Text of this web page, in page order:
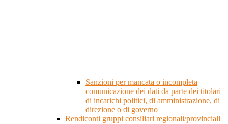
Sanzioni per mancata o incompleta
comunicazione dei dati da parte dei titolari
di incarichi politici, di amministrazione, di
direzione o di governo
Rendiconti gruppi consiliari regionali/provinciali